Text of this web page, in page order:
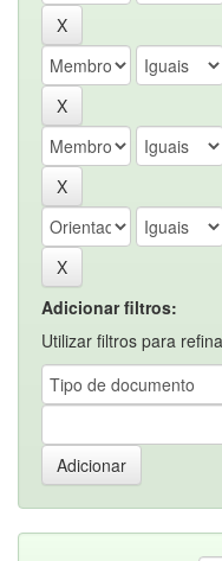
Adicionar filtros:
Utilizar filtros para